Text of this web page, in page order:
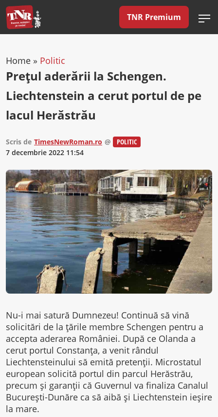
TNR Premium
Home » Politic
Prețul aderării la Schengen.
Liechtenstein a cerut portul de pe
lacul Herăstrău
Scris de TimesNewRoman.ro @
POLITIC
7 decembrie 2022 11:54
Nu-i mai satură Dumnezeu! Continuă să vină
solicitări de la țările membre Schengen pentru a
accepta aderarea României. După ce Olanda a
cerut portul Constanța, a venit rândul
Liechtensteinului să emită pretenții. Microstatul
european solicită portul din parcul Herăstrău,
precum și garanții că Guvernul va finaliza Canalul
București-Dunăre ca să aibă și Liechtenstein ieșire
la mare.